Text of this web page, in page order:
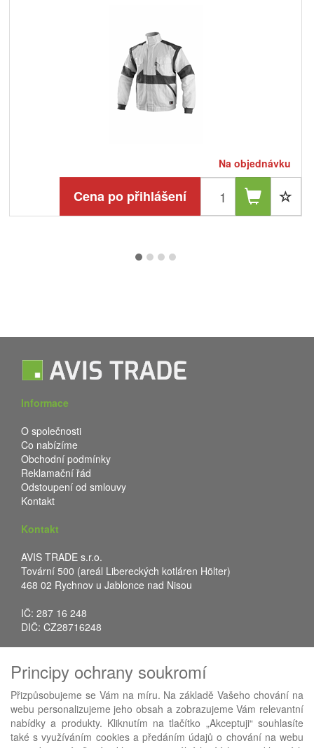
Na objednávku
Cena po přihlášení
Informace
O společnosti
Co nabízíme
Obchodní podmínky
Reklamační řád
Odstoupení od smlouvy
Kontakt
Kontakt
AVIS TRADE s.r.o.
Tovární 500 (areál Libereckých kotláren Hölter)
468 02 Rychnov u Jablonce nad Nisou
IČ: 287 16 248
DIČ: CZ28716248
Fax: +420 483 034 590
E-mail:info@avistrade.cz
Web:www.avistrade.cz
Principy ochrany soukromí
Přizpůsobujeme se Vám na míru. Na základě Vašeho chování na
webu personalizujeme jeho obsah a zobrazujeme Vám relevantní
nabídky a produkty. Kliknutím na tlačítko „Akceptuji“ souhlasíte
také s využíváním cookies a předáním údajů o chování na webu